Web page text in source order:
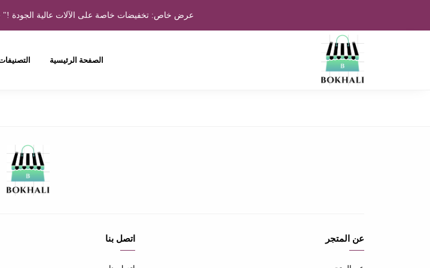
عرض خاص: تخفيضات خاصة على الآلات عالية الجودة !"
الصفحة الرئيسية
عن المتجر اتصل بنا